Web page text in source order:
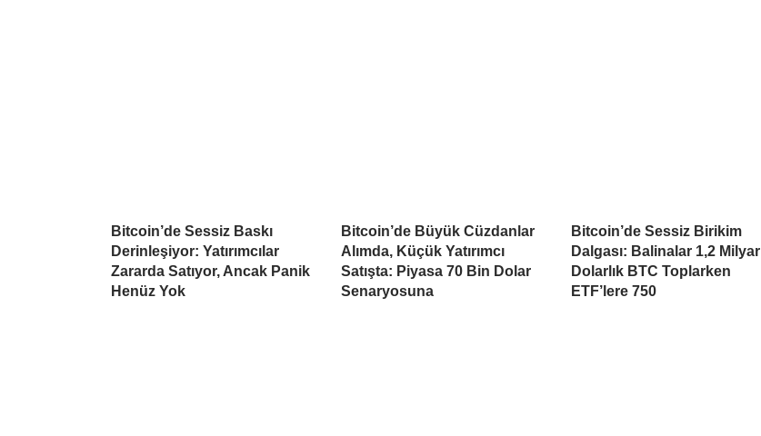
Bitcoin’de Sessiz Baskı
Derinleşiyor: Yatırımcılar
Zararda Satıyor, Ancak Panik
Henüz Yok
Bitcoin’de Büyük Cüzdanlar
Alımda, Küçük Yatırımcı
Satışta: Piyasa 70 Bin Dolar
Senaryosuna
Bitcoin’de Sessiz Birikim
Dalgası: Balinalar 1,2 Milyar
Dolarlık BTC Toplarken
ETF’lere 750